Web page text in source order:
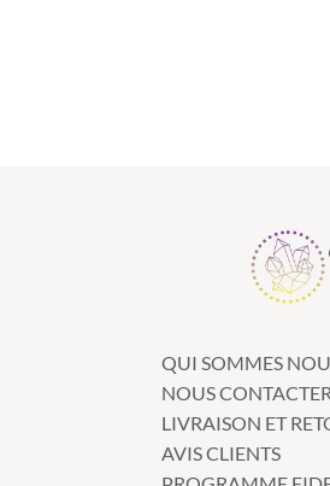
QUI SOMMES
NOUS CONTACTER
LIVRAISON ET
AVIS CLIENTS